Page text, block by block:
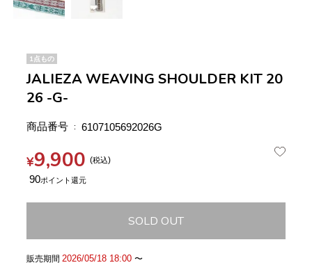
1点もの
JALIEZA WEAVING SHOULDER KIT 20
26 -G-
商品番号 6107105692026G
¥9,900 税込
90
SOLD OUT
販売期間 2026/05/18 18:00〜